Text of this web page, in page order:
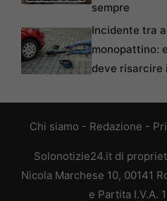
sempre
Incidente tra
monopattino:
deve risarcire
Chi siamo - Redazione -
Solonotizie24.it di
Nicola Marchese 10, 00141
e Partita I.V.A.